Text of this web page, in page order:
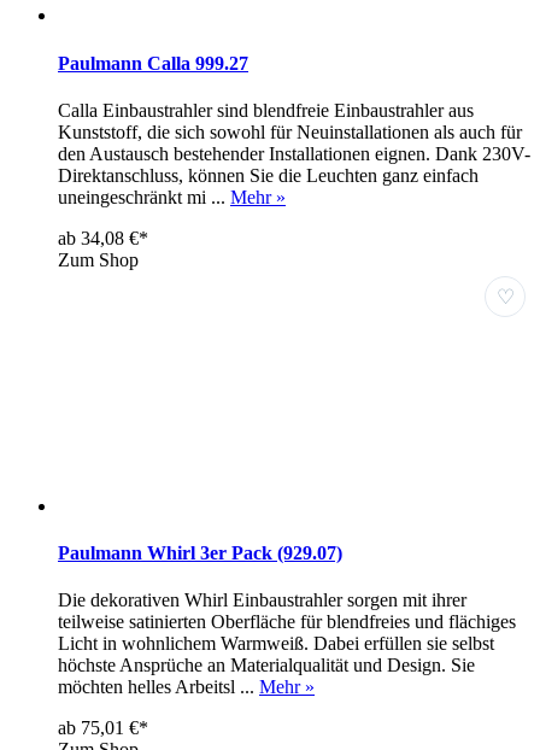
Paulmann Calla 999.27
Calla Einbaustrahler sind blendfreie Einbaustrahler aus
Kunststoff, die sich sowohl für Neuinstallationen als auch für
den Austausch bestehender Installationen eignen. Dank 230V-
Direktanschluss, können Sie die Leuchten ganz einfach
uneingeschränkt mi ... Mehr »
ab 34,08 €*
Zum Shop
♡
Paulmann Whirl 3er Pack (929.07)
Die dekorativen Whirl Einbaustrahler sorgen mit ihrer
teilweise satinierten Oberfläche für blendfreies und flächiges
Licht in wohnlichem Warmweiß. Dabei erfüllen sie selbst
höchste Ansprüche an Materialqualität und Design. Sie
möchten helles Arbeitsl ... Mehr »
ab 75,01 €*